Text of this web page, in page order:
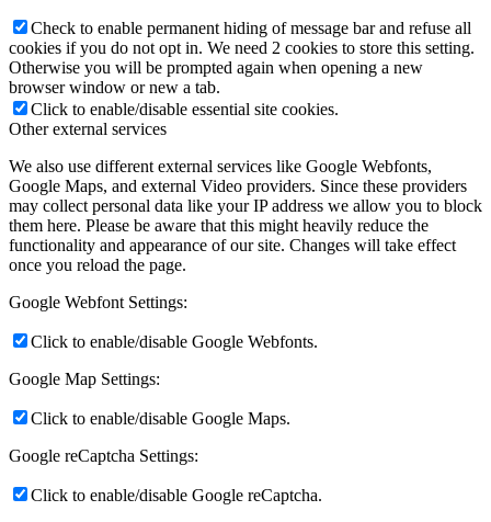
Check to enable permanent hiding of message bar and refuse all
cookies if you do not opt in. We need 2 cookies to store this setting.
Otherwise you will be prompted again when opening a new
browser window or new a tab.
Click to enable/disable essential site cookies.
Other external services
We also use different external services like Google Webfonts,
Google Maps, and external Video providers. Since these providers
may collect personal data like your IP address we allow you to block
them here. Please be aware that this might heavily reduce the
functionality and appearance of our site. Changes will take effect
once you reload the page.
Google Webfont Settings:
Click to enable/disable Google Webfonts.
Google Map Settings:
Click to enable/disable Google Maps.
Google reCaptcha Settings:
Click to enable/disable Google reCaptcha.